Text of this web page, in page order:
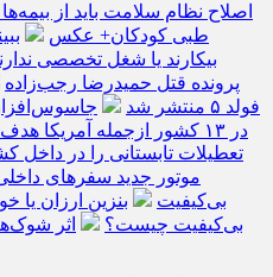
اصلاح نظام سلامت باید از
طبی کودکان+ عکس
بیکارند یا شغل تخصصی
پرونده قتل حمیدرضا رجب‌زاده
فولد ۵ منتشر شد
جاسوس‌افزار
در ۱۳ کشور ازجمله آمریکا هدف گرفت
تعطیلات تابستانی را در داخل
موتور جدید سفرهای
بی‌کیفیت
بنزین ارزان یا
بی‌کیفیت چیست؟